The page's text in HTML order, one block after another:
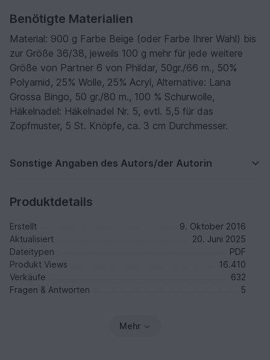
Benötigte Materialien
Material: 900 g Farbe Beige (oder Farbe Ihrer Wahl) bis
zur Größe 36/38, jeweils 100 g mehr für jede weitere
Größe von Partner 6 von Phildar, 50gr./66 m., 50%
Polyamid, 25% Wolle, 25% Acryl, Alternative: Lana
Grossa Bingo, 50 gr./80 m., 100 % Schurwolle,
Häkelnadel: Häkelnadel Nr. 5, evtl. 5,5 für das
Zopfmuster, 5 St. Knöpfe, ca. 3 cm Durchmesser.
Sonstige Angaben des Autors/der Autorin
Produktdetails
Erstellt
9. Oktober 2016
Aktualisiert
20. Juni 2025
Dateitypen
PDF
Produkt Views
16.410
Verkäufe
632
Fragen & Antworten
5
Mehr